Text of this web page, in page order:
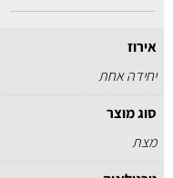
אירוז
יחידה אחת
סוג מוצר
מצת